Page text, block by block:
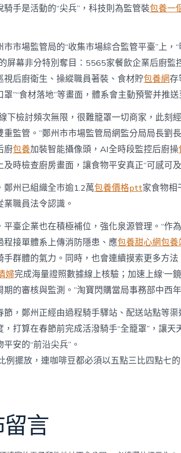
騎手是活動的“尖兵”，科技則為監管裝包養一
市市場監管局的“收集市場綜合監管平臺”上，
屏幕非分特別奪目：5565家餐飲企業后廚監
視后廚衛生、操縱職員著裝、食材貯包養網存
”“食材落地”等畫面，體系會主動預警并推
下檢討頻次無限，很難籠罩一切商家，此刻
重監管。”鄭州市市場監管局網監分局局長劉
廚包養加裝智能攝像頭，AI全時段監控后廚操
及時檢查廚房畫面，讓食物平安真正“可感可及
鄭州已組織全市逾1.2萬包養價格ptt家食物相
業職員法令認識。
平臺企業也在積極補位，強化泉源管理。“作
程接單體系上傳消防隱患、應包養甜心網包養
手群體的氣力。同時，也會連續摸索更多方法
婦完成海量證照數據線上核驗；加速上線‘一
期的審核與監測。”淘寶閃購當局事務部中西
節，鄭州正經由過程騎手驛站、配送站點等渠
，打算在春節前完成活潑騎手“全籠罩”，讓天
安的“前沿尖兵”。
擺放，連咖啡豆都必須以五點三比四點七
言